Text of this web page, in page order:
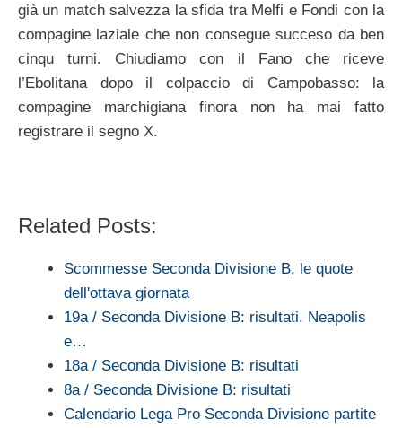
già un match salvezza la sfida tra Melfi e Fondi con la
compagine laziale che non consegue succeso da ben
cinqu turni. Chiudiamo con il Fano che riceve
l’Ebolitana dopo il colpaccio di Campobasso: la
compagine marchigiana finora non ha mai fatto
registrare il segno X.
Related Posts:
Scommesse Seconda Divisione B, le quote
dell'ottava giornata
19a / Seconda Divisione B: risultati. Neapolis
e…
18a / Seconda Divisione B: risultati
8a / Seconda Divisione B: risultati
Calendario Lega Pro Seconda Divisione partite